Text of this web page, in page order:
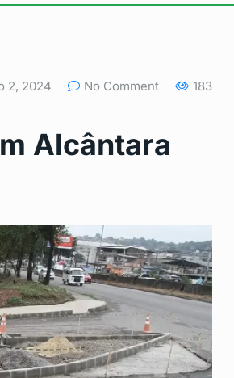
2, 2024 No Comment 183
Alcântara
Gabigol no Bahia? Everton
Ribeiro sugere…
DESTAQUE Setembro 19, 2024
Onda de Calor Atinge o Brasil:…
BRASIL Setembro 25, 2024